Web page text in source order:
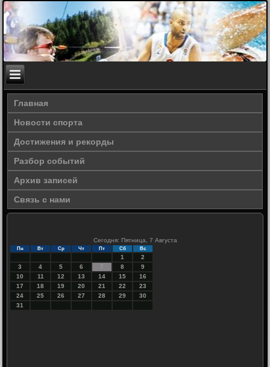
Главная
Новости спорта
Достижения и рекорды
Разбор событий
Архив записей
Связь с нами
Сегодня: Пятница, 7 Августа
Пн Вт Ср Чт Пт Сб Вс
1
2
3
4 5 6 7 8
9
10
11 12 13 14 15
16
17
18 19 20 21 22
23
24
25 26 27 28 29
30
31